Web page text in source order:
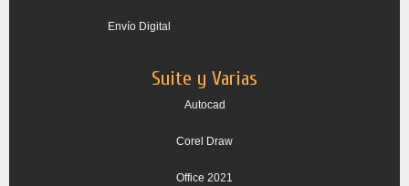
Envío Digital
Suite y Varias
Autocad
Corel Draw
Office 2021